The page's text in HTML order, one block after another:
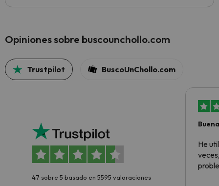
Opiniones sobre buscounchollo.com
Trustpilot BuscoUnChollo.com
4.7 sobre 5 basado en 5595 valoraciones
He